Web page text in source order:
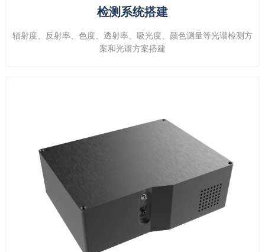
检测系统搭建
辐射度、反射率、色度、透射率、吸光度、颜色测量等光谱检测方
案和光谱方案搭建